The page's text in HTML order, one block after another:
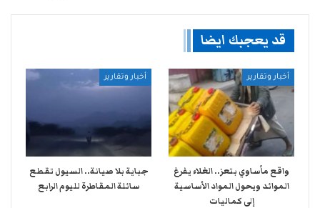
قد يعجبك ايضا
أخبار وتقارير
واقع مأساوي بتعز.. الغلاء يفرغ
الموائد ويحول المواد الأساسية
إلى كماليات
أخبار وتقارير
جباية بلا صيانة.. السيول تقطع
سائلة المقاطرة لليوم الرابع